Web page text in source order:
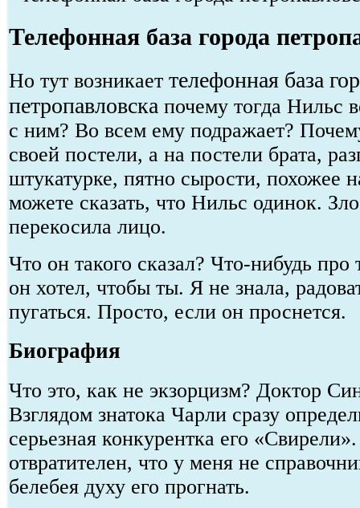
Телефонная база города
Но тут возникает телефонная база
петропавловска почему тогда Нильс
с ним? Во всем ему подражает?
своей постели, а на постели брата,
штукатурке, пятно сырости, похожее
можете сказать, что Нильс одинок.
перекосила лицо.
Что он такого сказал? Что-нибудь про
он хотел, чтобы ты. Я не знала,
пугаться. Просто, если он проснется.
Биография
Что это, как не экзорцизм? Доктор
Взглядом знатока Чарли сразу
серьезная конкурентка его
отвратителен, что у меня не
белебея духу его прогнать.